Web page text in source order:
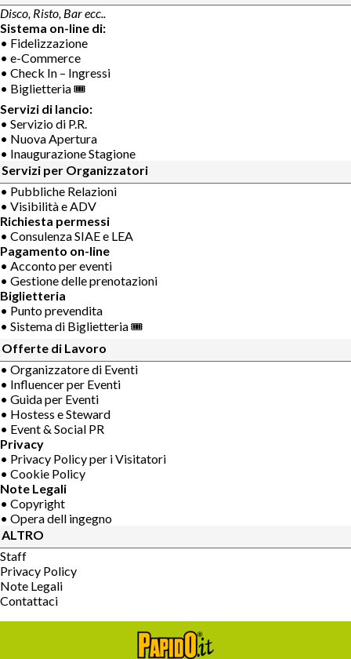
Disco, Risto, Bar ecc..
Sistema on-line di:
• Fidelizzazione
• e-Commerce
• Check In – Ingressi
• Biglietteria 🎟
Servizi di lancio:
• Servizio di P.R.
• Nuova Apertura
• Inaugurazione Stagione
Servizi per Organizzatori
• Pubbliche Relazioni
• Visibilità e ADV
Richiesta permessi
• Consulenza SIAE e LEA
Pagamento on-line
• Acconto per eventi
• Gestione delle prenotazioni
Biglietteria
• Punto prevendita
• Sistema di Biglietteria 🎟
Offerte di Lavoro
• Organizzatore di Eventi
• Influencer per Eventi
• Guida per Eventi
• Hostess e Steward
• Event & Social PR
Privacy
• Privacy Policy per i Visitatori
• Cookie Policy
Note Legali
• Copyright
• Opera dell ingegno
ALTRO
Staff
Privacy Policy
Note Legali
Contattaci